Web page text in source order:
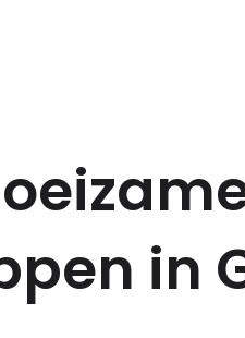
in